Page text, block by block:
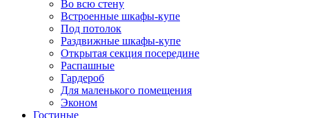
Во всю стену
Встроенные шкафы-купе
Под потолок
Раздвижные шкафы-купе
Открытая секция посередине
Распашные
Гардероб
Для маленького помещения
Эконом
Гостиные